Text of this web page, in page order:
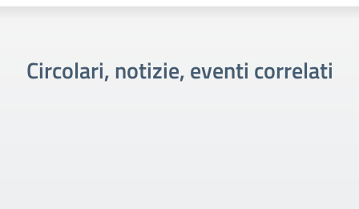
Circolari, notizie, eventi correlati